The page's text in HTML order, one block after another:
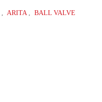
, ARITA , BALL VALVE